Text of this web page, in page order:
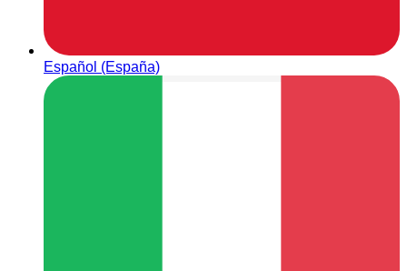
Español (España)